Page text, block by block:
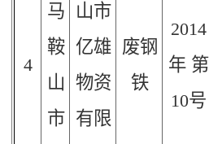
4
马
鞍
山
市
山市
亿雄
物资
有限
废钢
铁
2014
年 第
10号